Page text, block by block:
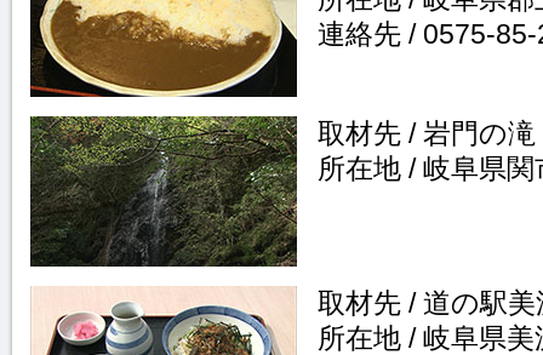
連絡先 / 0575-
取材先 / 岩門の滝
所在地 / 岐阜県関
取材先 / 道の駅
所在地 / 岐阜県